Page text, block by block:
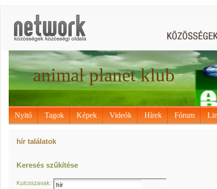
animal planet klub
Nyitó Tagok Képek Videók Hírek Fórum
hír találatok
Keresés szűkítése
Kulcsszavak: